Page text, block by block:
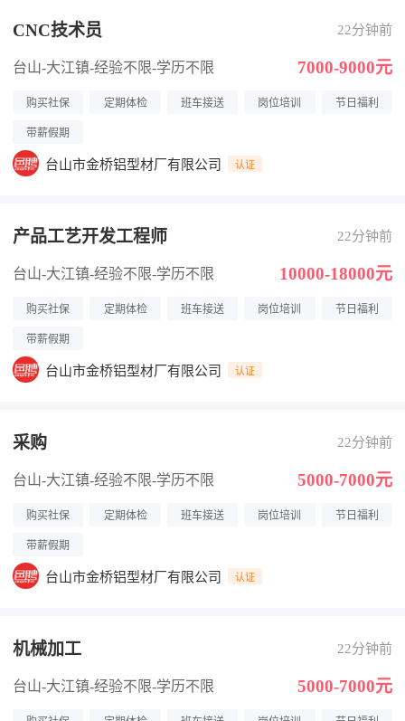
CNC技术员 22分钟前
台山-大江镇-经验不限-学历不限 7000-9000元
购买社保 定期体检 班车接送 岗位培训 节日福利
带薪假期
台山市金桥铝型材厂有限公司 认证
产品工艺开发工程师 22分钟前
台山-大江镇-经验不限-学历不限 10000-18000元
购买社保 定期体检 班车接送 岗位培训 节日福利
带薪假期
台山市金桥铝型材厂有限公司 认证
采购 22分钟前
台山-大江镇-经验不限-学历不限 5000-7000元
购买社保 定期体检 班车接送 岗位培训 节日福利
带薪假期
台山市金桥铝型材厂有限公司 认证
机械加工 22分钟前
台山-大江镇-经验不限-学历不限 5000-7000元